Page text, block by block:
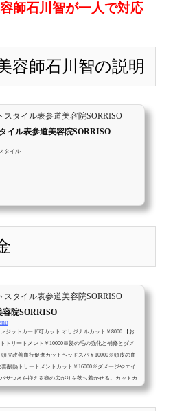
師石川智が一人で対応
容師石川智の説明
タイル表参道美容院SORRISO
イル表参道美容院SORRISO
タイル
タイル表参道美容院SORRISO
院SORRISO
ットカード可カット オリジナルカット￥8000 【お
トリートメント￥10000※髪の毛の強化と補修とダメ
皮改善血行促進カットヘッドスパ￥10000※頭皮の血
酸熱トリートメントカット￥16000※ダメージやエイ
サつきを抑える癖の広がりを落ち着かせる。カットカ